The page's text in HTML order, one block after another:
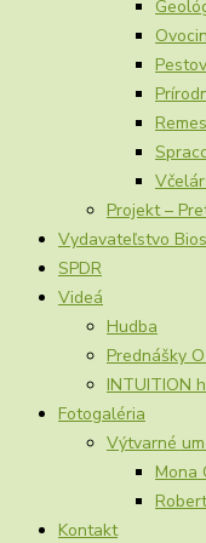
Projekt –
Vydavateľstvo
SPDR
Videá
Hudba
Prednášky
INTUITION
Fotogaléria
Výtvarné
Mona
Kontakt